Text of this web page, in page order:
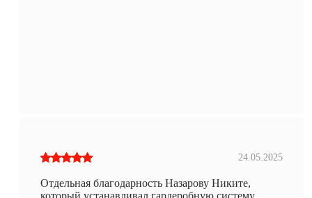
24.05.2025
Отдельная благодарность Назарову Никите,
который устанавливал гардеробную систему.